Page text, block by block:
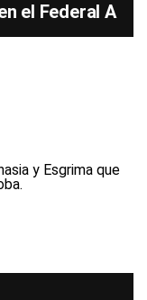
el Federal A